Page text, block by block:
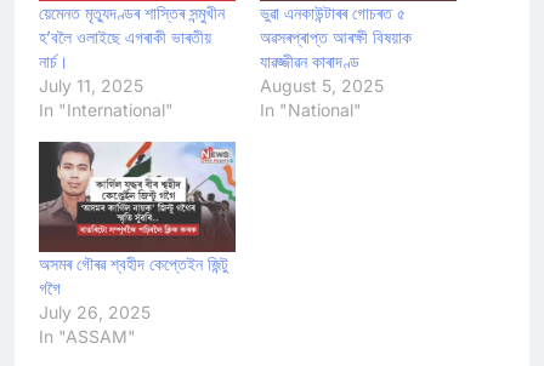
য়েমেনত মৃত্যুদণ্ডৰ শাস্তিৰ সন্মুখীন
হ’বলৈ ওলাইছে এগৰাকী ভাৰতীয়
নাৰ্চ।
July 11, 2025
In "International"
ভুৱা এনকাউন্টাৰৰ গোচৰত ৫
অৱসৰপ্ৰাপ্ত আৰক্ষী বিষয়াক
যাৱজ্জীৱন কাৰাদণ্ড
August 5, 2025
In "National"
অসমৰ গৌৰৱ শ্বহীদ কেপ্তেইন জিন্টু
গগৈ
July 26, 2025
In "ASSAM"